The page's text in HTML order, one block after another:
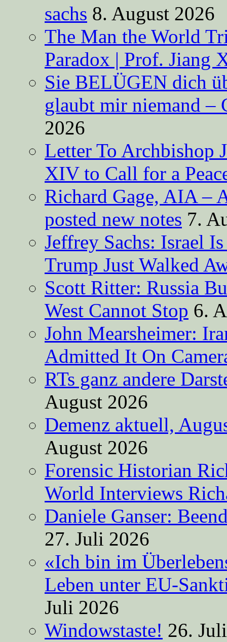
sachs 8. August 2026
The Man the World
Paradox | Prof. Jiang
Sie BELÜGEN dich
glaubt mir niemand –
2026
Letter To Archbishop
XIV to Call for a
Richard Gage, AIA –
posted new notes 7.
Jeffrey Sachs: Israel
Trump Just Walked
Scott Ritter: Russia
West Cannot Stop 6.
John Mearsheimer:
Admitted It On
RTs ganz andere
August 2026
Demenz aktuell,
August 2026
Forensic Historian
World Interviews
Daniele Ganser:
27. Juli 2026
«Ich bin im
Leben unter EU-
Juli 2026
Windowstaste! 26.